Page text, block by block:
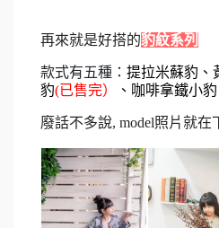
再來就是好搭的豹紋系列
款式有五種： 提拉米蘇豹 、
豹(已售完） 、 咖啡拿鐵小豹
廢話不多說, model照片就在